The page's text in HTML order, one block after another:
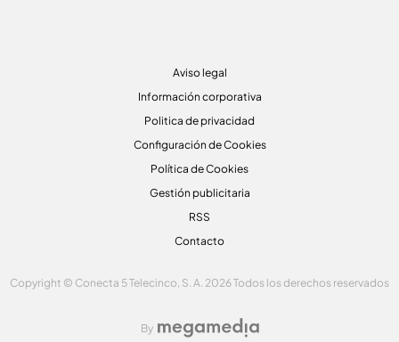
Aviso legal
Información corporativa
Politica de privacidad
Configuración de Cookies
Política de Cookies
Gestión publicitaria
RSS
Contacto
Copyright © Conecta 5 Telecinco, S. A. 2026 Todos los derechos reservados
By